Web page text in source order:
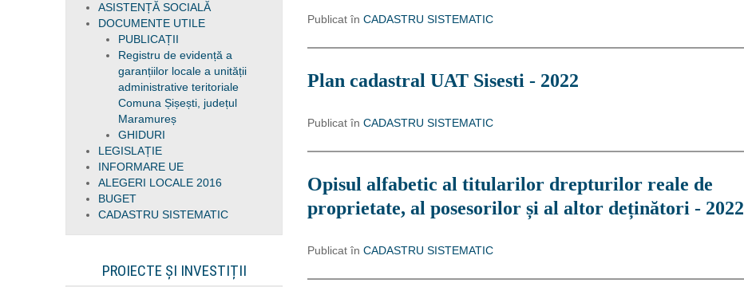
ASISTENȚĂ SOCIALĂ
DOCUMENTE UTILE
PUBLICAȚII
Registru de evidență a
garanțiilor locale a unității
administrative teritoriale
Comuna Șișești, județul
Maramureș
GHIDURI
LEGISLAȚIE
INFORMARE UE
ALEGERI LOCALE 2016
BUGET
CADASTRU SISTEMATIC
PROIECTE ȘI INVESTIȚII
Publicat în CADASTRU SISTEMATIC
Plan cadastral UAT Sisesti - 2022
Publicat în CADASTRU SISTEMATIC
Opisul alfabetic al titularilor drepturilor reale de
proprietate, al posesorilor și al altor deținători - 2022
Publicat în CADASTRU SISTEMATIC